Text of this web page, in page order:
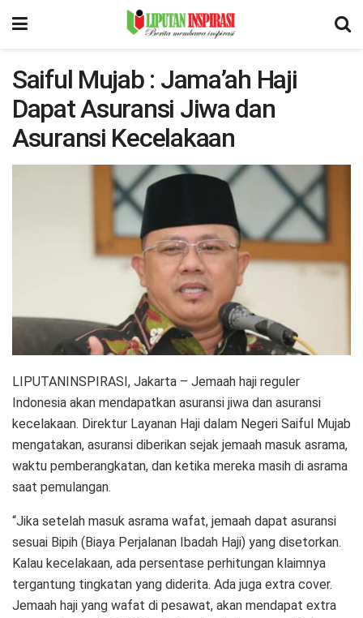
Saiful Mujab : Jama’ah Haji
Dapat Asuransi Jiwa dan
Asuransi Kecelakaan
9 June 2023
LIPUTANINSPIRASI, Jakarta – Jemaah haji reguler
Indonesia akan mendapatkan asuransi jiwa dan asuransi
kecelakaan. Direktur Layanan Haji dalam Negeri Saiful Mujab
mengatakan, asuransi diberikan sejak jemaah masuk asrama,
waktu pemberangkatan, dan ketika mereka masih di asrama
saat pemulangan.
“Jika setelah masuk asrama wafat, jemaah dapat asuransi
sesuai Bipih (Biaya Perjalanan Ibadah Haji) yang disetorkan.
Kalau kecelakaan, ada persentase perhitungan klaimnya
tergantung tingkatan yang diderita. Ada juga extra cover.
Jemaah haji yang wafat di pesawat, akan mendapat extra